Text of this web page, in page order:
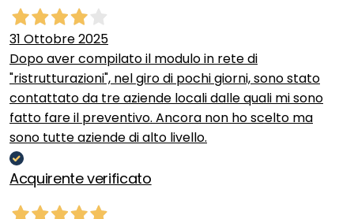
31 Ottobre 2025
Dopo aver compilato il modulo in rete di
"ristrutturazioni", nel giro di pochi giorni, sono stato
contattato da tre aziende locali dalle quali mi sono
fatto fare il preventivo. Ancora non ho scelto ma
sono tutte aziende di alto livello.
Acquirente verificato